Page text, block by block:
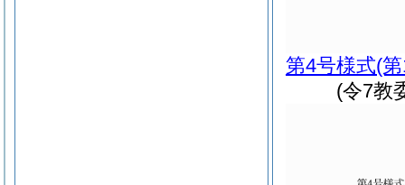
第4号様式(
(令7教